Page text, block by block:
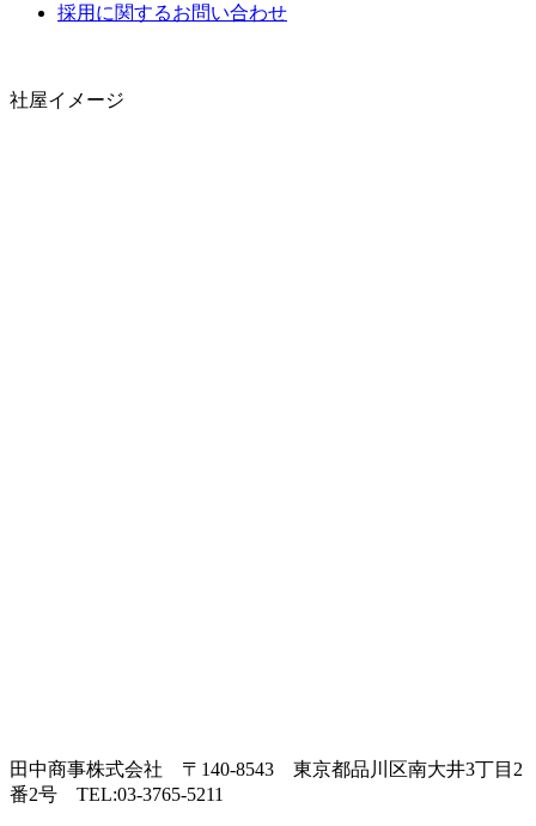
採用に関するお問い合わせ
社屋イメージ
田中商事株式会社 〒140-8543 東京都品川区南大井3丁目2
番2号 TEL:03-3765-5211